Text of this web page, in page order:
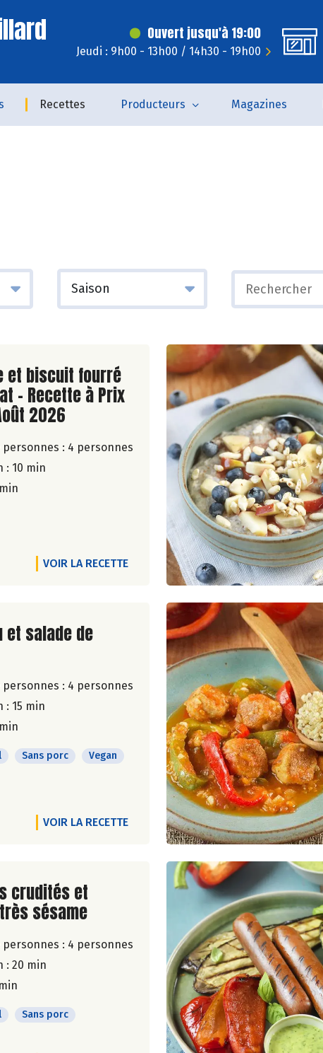
Ouvert jusqu'à 19:00
Jeudi : 9h00 - 13h00 / 14h30 - 19h00
Recettes Producteurs Magazines
de la recette
et biscuit fourré
- Recette à Prix
2026
: 4 personnes
: 10 min
VOIR LA RECETTE
de la recette
et salade de
: 4 personnes
: 15 min
Sans porc
Vegan
VOIR LA RECETTE
de la recette
crudités et
sésame
: 4 personnes
: 20 min
Sans porc